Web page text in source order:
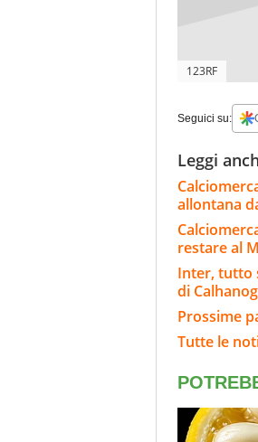
123RF
Seguici su:
Leggi
allontana
restare al
Inter, tutto
di
Prossime
Tutte le